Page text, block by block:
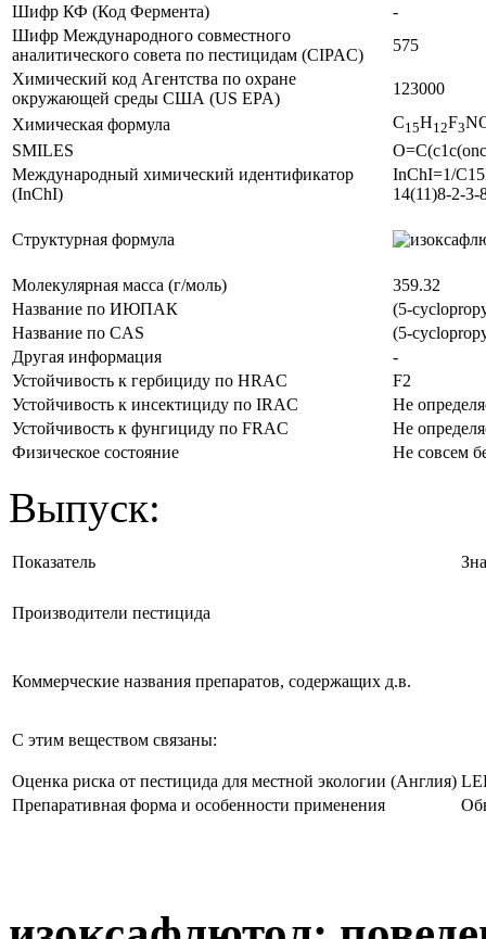
Шифр КФ (Код Фермента)
-
Шифр Международного совместного
аналитического совета по пестицидам (CIPAC)
575
Химический код Агентства по охране
окружающей среды США (US EPA)
123000
Химическая формула
C1 5H1 2F3
SMILES
Международный химический идентификатор
(InChI)
InChI=1/
14(11)8-2-
Структурная формула
Молекулярная масса (г/моль)
359.32
Название по ИЮПАК
(5-
Название по CAS
(5-
Другая информация
-
Устойчивость к гербициду по HRAC
F2
Устойчивость к инсектициду по IRAC
Не
Устойчивость к фунгициду по FRAC
Не
Физическое состояние
Не совсем
Выпуск:
Показатель
Производители пестицида
Коммерческие названия препаратов, содержащих д.в.
С этим веществом связаны:
Оценка риска от пестицида для местной экологии (Англия)
Препаративная форма и особенности применения